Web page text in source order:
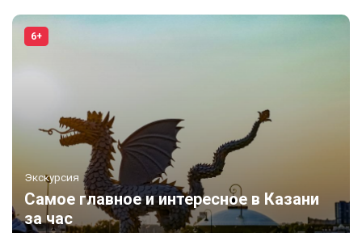
6+
Экскурсия
Самое главное и интересное в Казани
за час